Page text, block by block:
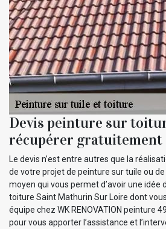
Devis peinture sur
récupérer gratuitement
Le devis n’est entre autres que la
de votre projet de peinture sur tuile ou
moyen qui vous permet d’avoir une idée
toiture Saint Mathurin Sur Loire dont
équipe chez WK RENOVATION peinture
pour vous apporter l’assistance et